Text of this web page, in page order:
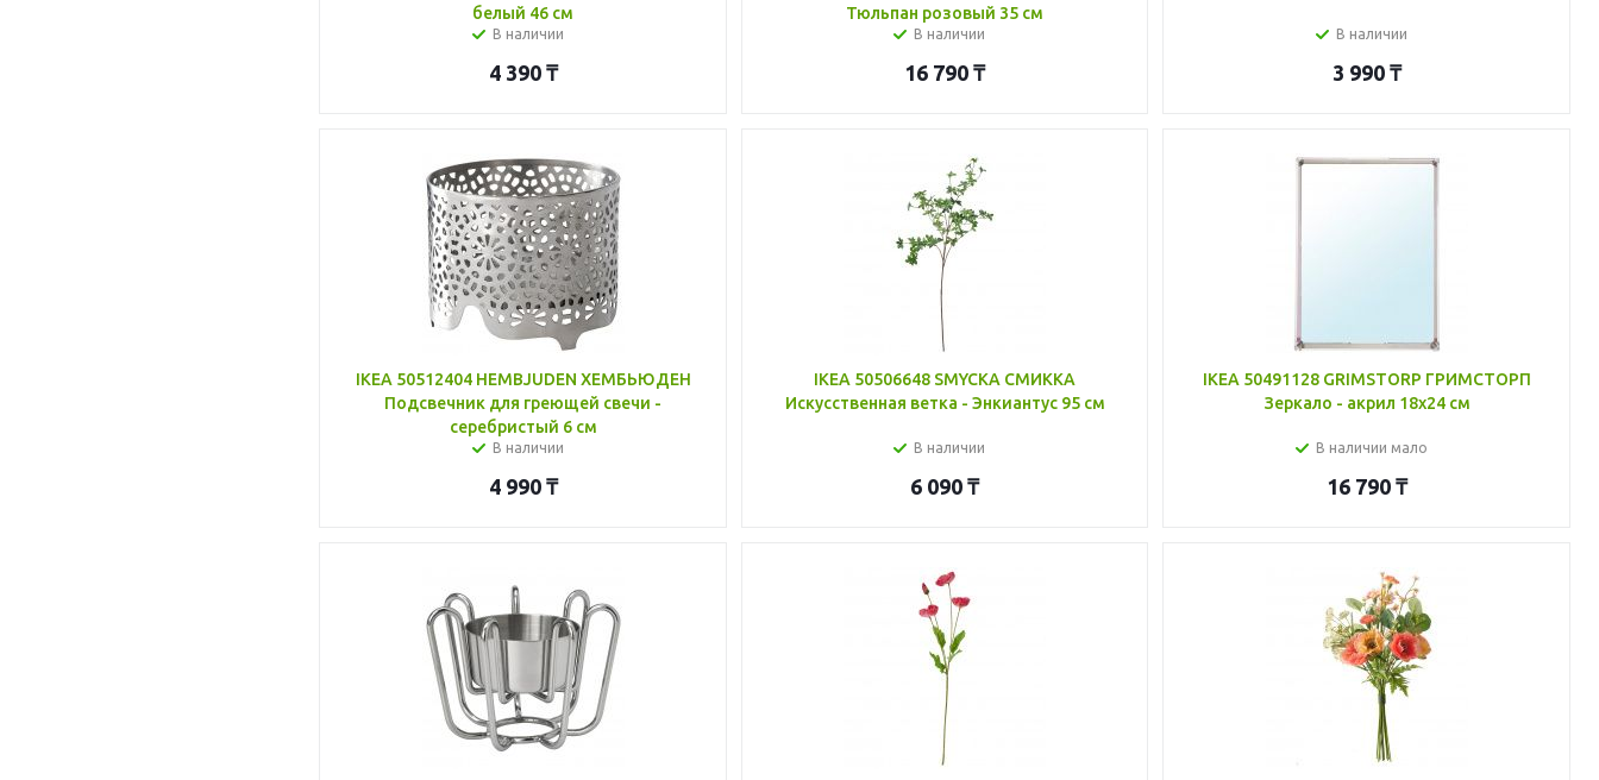
белый 46 см
В наличии
4 390₸
Тюльпан розовый 35 см
В наличии
16 790 ₸
В наличии
3 990 ₸
IKEA 50512404 HEMBJUDEN ХЕМБЬЮДЕН
Подсвечник для греющей свечи -
серебристый 6 см
В наличии
4 990₸
IKEA 50506648 SMYCKA СМИККА
Искусственная ветка - Энкиантус 95 см
В наличии
6 090 ₸
IKEA 50491128 GRIMSTORP ГРИМСТОРП
Зеркало - акрил 18x24 см
В наличии мало
16 790 ₸